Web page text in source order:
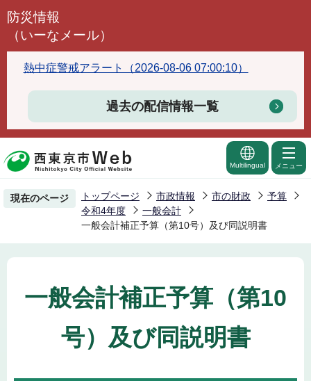
こ
頭
で
防災情報
（いーなメール）
熱中症警戒アラート（2026-08-06 07:00:10）
過去の配信情報一覧
Multilingual メニュー
現在のページ トップページ 市政情報 市の財政
予算
令和4年度
一般会計
一般会計補正予算（第10号）及び同説明書
一般会計補正予算（第10
号）及び同説明書